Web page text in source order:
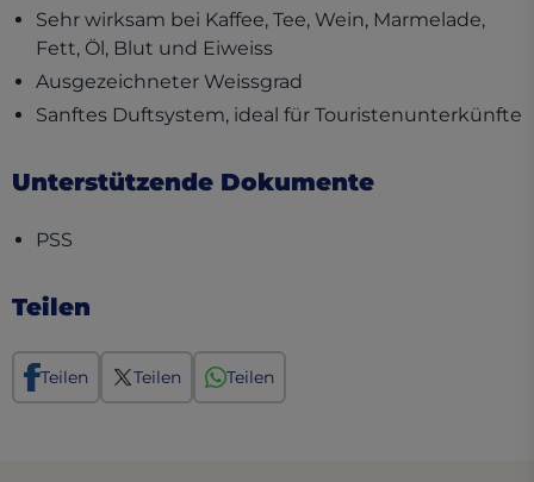
Sehr wirksam bei Kaffee, Tee, Wein, Marmelade,
Fett, Öl, Blut und Eiweiss
Ausgezeichneter Weissgrad
Sanftes Duftsystem, ideal für Touristenunterkünfte
Unterstützende Dokumente
PSS
Teilen
Teilen Teilen Teilen